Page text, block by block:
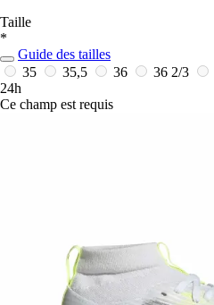
Taille
*
Guide des tailles
35
35,5 36 36 2/3
24h
Ce champ est requis